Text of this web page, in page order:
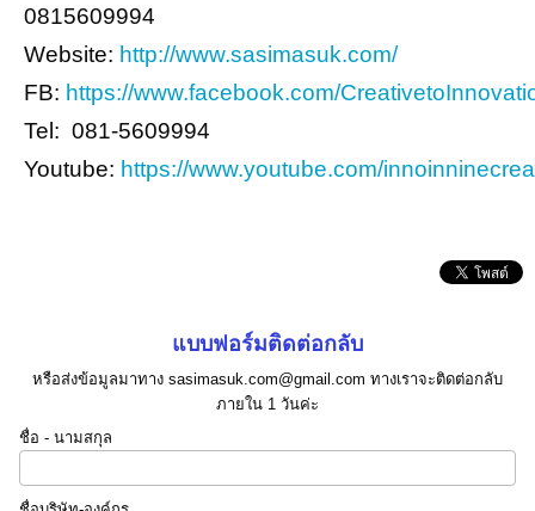
0815609994
Website: http://www.sasimasuk.com/
FB: https://www.facebook.com/
Tel: 081-5609994
Youtube: https://www.youtube.com/
แบบฟอร์มติดต่อกลับ
หรือส่งข้อมูลมาทาง sasimasuk.com@gmail.com ทางเราจะติดต่อกลับ
ภายใน 1 วันค่ะ
ชื่อ - นามสกุล